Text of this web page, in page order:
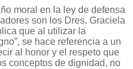
moral en la ley de defensa
son los Dres. Graciela
que al utilizar la
se hace referencia a un
al honor y el respeto que
conceptos de dignidad, no